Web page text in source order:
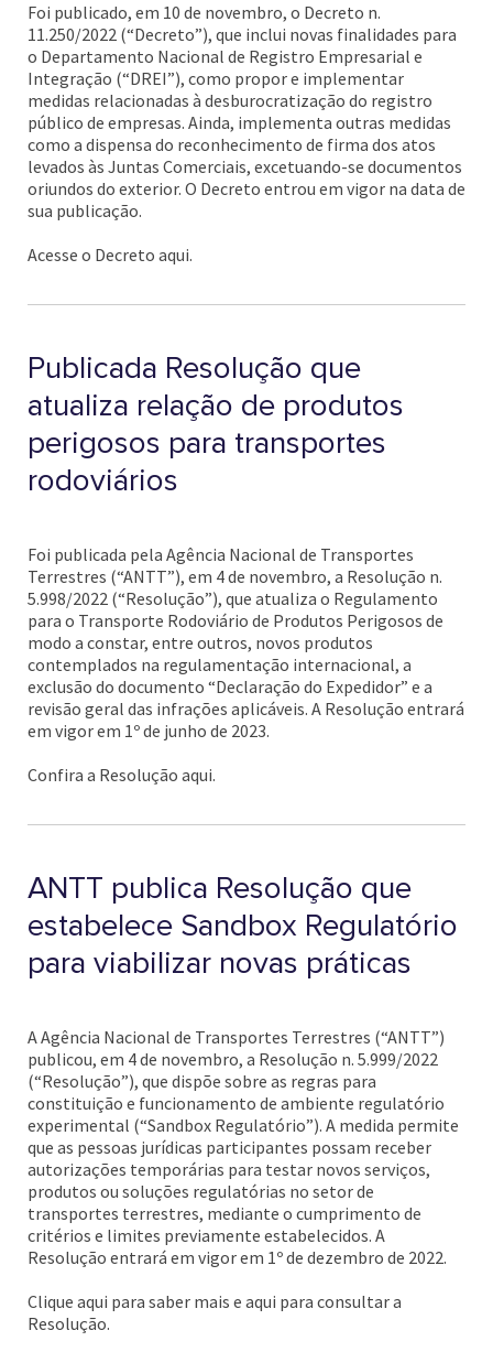
Foi publicado, em 10 de novembro, o Decreto n.
11.250/2022 (“Decreto”), que inclui novas finalidades para
o Departamento Nacional de Registro Empresarial e
Integração (“DREI”), como propor e implementar
medidas relacionadas à desburocratização do registro
público de empresas. Ainda, implementa outras medidas
como a dispensa do reconhecimento de firma dos atos
levados às Juntas Comerciais, excetuando-se documentos
oriundos do exterior. O Decreto entrou em vigor na data de
sua publicação.
Acesse o Decreto aqui.
Publicada Resolução que
atualiza relação de produtos
perigosos para transportes
rodoviários
Foi publicada pela Agência Nacional de Transportes
Terrestres (“ANTT”), em 4 de novembro, a Resolução n.
5.998/2022 (“Resolução”), que atualiza o Regulamento
para o Transporte Rodoviário de Produtos Perigosos de
modo a constar, entre outros, novos produtos
contemplados na regulamentação internacional, a
exclusão do documento “Declaração do Expedidor” e a
revisão geral das infrações aplicáveis. A Resolução entrará
em vigor em 1º de junho de 2023.
Confira a Resolução aqui.
ANTT publica Resolução que
estabelece Sandbox Regulatório
para viabilizar novas práticas
A Agência Nacional de Transportes Terrestres (“ANTT”)
publicou, em 4 de novembro, a Resolução n. 5.999/2022
(“Resolução”), que dispõe sobre as regras para
constituição e funcionamento de ambiente regulatório
experimental (“Sandbox Regulatório”). A medida permite
que as pessoas jurídicas participantes possam receber
autorizações temporárias para testar novos serviços,
produtos ou soluções regulatórias no setor de
transportes terrestres, mediante o cumprimento de
critérios e limites previamente estabelecidos. A
Resolução entrará em vigor em 1º de dezembro de 2022.
Clique aqui para saber mais e aqui para consultar a
Resolução.